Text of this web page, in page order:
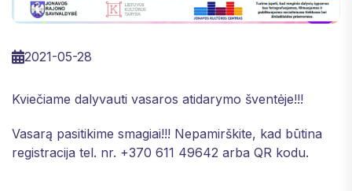
2021-05-28
Kviečiame dalyvauti vasaros atidarymo šventėje!!!
Vasarą pasitikime smagiai!!! Nepamirškite, kad būtina
registracija tel. nr. +370 611 49642 arba QR kodu.